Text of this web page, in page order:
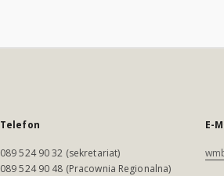
Telefon
089 524 90 32 (sekretariat)
089 524 90 48 (Pracownia Regionalna)
E-